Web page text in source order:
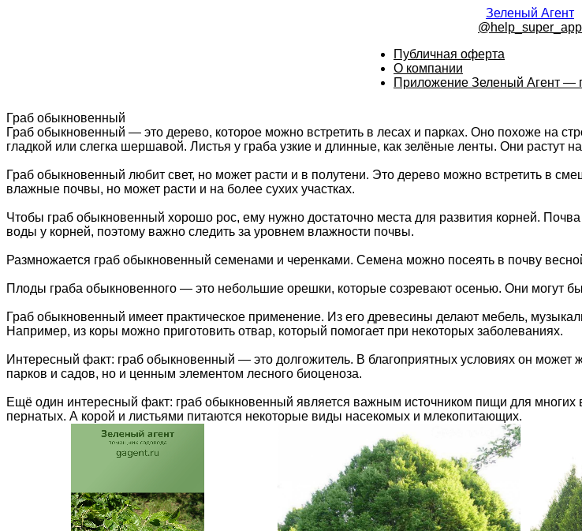
Зеленый Агент
@help_super_app
Публичная оферта
О компании
Приложение Зеленый Агент —
Граб обыкновенный
Граб обыкновенный — это дерево, которое можно встретить в лесах и парках. Оно похоже на
гладкой или слегка шершавой. Листья у граба узкие и длинные, как зелёные ленты. Они растут
Граб обыкновенный любит свет, но может расти и в полутени. Это дерево можно встретить в
влажные почвы, но может расти и на более сухих участках.
Чтобы граб обыкновенный хорошо рос, ему нужно достаточно места для развития корней.
воды у корней, поэтому важно следить за уровнем влажности почвы.
Размножается граб обыкновенный семенами и черенками. Семена можно посеять в почву
Плоды граба обыкновенного — это небольшие орешки, которые созревают осенью. Они могут
Граб обыкновенный имеет практическое применение. Из его древесины делают мебель,
Например, из коры можно приготовить отвар, который помогает при некоторых заболеваниях.
Интересный факт: граб обыкновенный — это долгожитель. В благоприятных условиях он может
парков и садов, но и ценным элементом лесного биоценоза.
Ещё один интересный факт: граб обыкновенный является важным источником пищи для
пернатых. А корой и листьями питаются некоторые виды насекомых и млекопитающих.